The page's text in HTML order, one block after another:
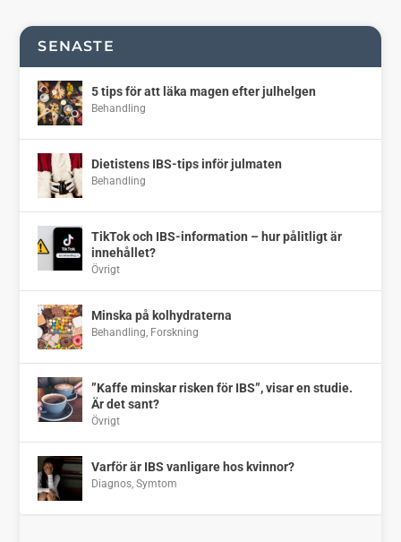
SENASTE
5 tips för att läka magen efter julhelgen
Behandling
Dietistens IBS-tips inför julmaten
Behandling
TikTok och IBS-information – hur pålitligt är
innehållet?
Övrigt
Minska på kolhydraterna
Behandling Forskning
”Kaffe minskar risken för IBS”, visar en studie.
Är det sant?
Övrigt
Varför är IBS vanligare hos kvinnor?
Diagnos ,Symtom